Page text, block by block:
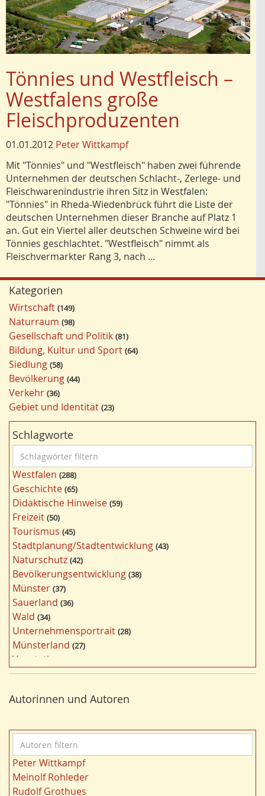
Tönnies und Westfleisch –
Westfalens große
Fleischproduzenten
01.01.2012 Peter Wittkampf
Mit "Tönnies" und "Westfleisch" haben zwei führende
Unternehmen der deutschen Schlacht-, Zerlege- und
Fleischwarenindustrie ihren Sitz in Westfalen:
"Tönnies" in Rheda-Wiedenbrück führt die Liste der
deutschen Unternehmen dieser Branche auf Platz 1
an. Gut ein Viertel aller deutschen Schweine wird bei
Tönnies geschlachtet. "Westfleisch" nimmt als
Fleischvermarkter Rang 3, nach …
Kategorien
Wirtschaft 149
Naturraum 98
Gesellschaft und Politik 81
Bildung, Kultur und Sport 64
Siedlung 58
Bevölkerung 44
Verkehr 36
Gebiet und Identität 23
Schlagworte
c
h
l
a
g
w
ö
r
t
e
r
f
i
l
t
r
n
Westfalen 288
Geschichte 65
Didaktische Hinweise 59
Freizeit 50
Tourismus 45
Stadtplanung/Stadtentwicklung 43
Naturschutz 42
Bevölkerungsentwicklung 38
Münster 37
Sauerland 36
Wald 34
Unternehmensportrait 28
Münsterland 27
Vegetation
Nordrhein-Westfalen 25
Bergbau 24
Kultur 22
Kulturlandschaft
Wohnen 21
Gewässer 21
Städtebau 20
Autorinnen und Autoren
u
t
o
Peter Wittkampf
Meinolf Rohleder
Rudolf Grothues